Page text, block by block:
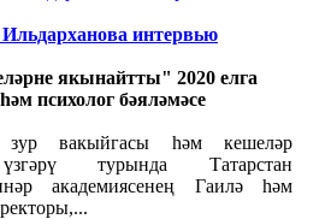
интервью
якынайтты" 2020 елга
психолог бәяләмәсе
вакыйгасы һәм кешеләр
турында Татарстан
академиясенең Гаилә һәм